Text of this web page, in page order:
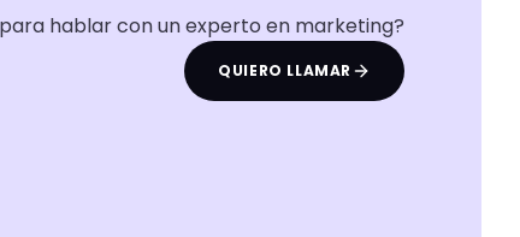
hablar con un experto en marketing?
QUIERO LLAMAR